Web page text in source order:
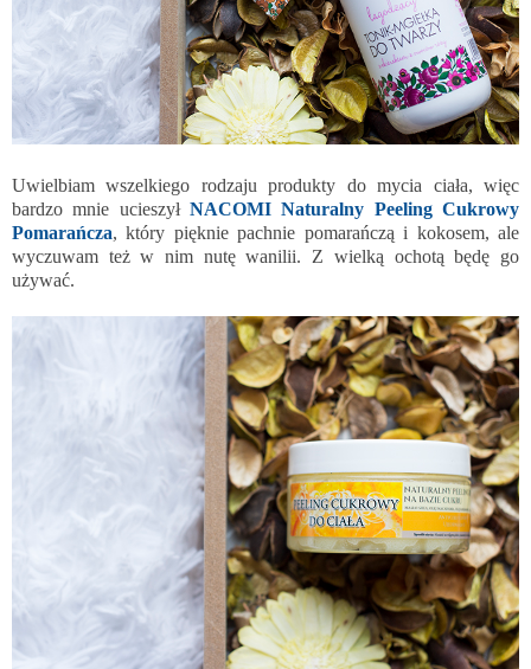
Uwielbiam wszelkiego rodzaju produkty do mycia ciała, więc
bardzo mnie ucieszył NACOMI Naturalny Peeling Cukrowy
Pomarańcza, który pięknie pachnie pomarańczą i kokosem, ale
wyczuwam też w nim nutę wanilii. Z wielką ochotą będę go
używać.